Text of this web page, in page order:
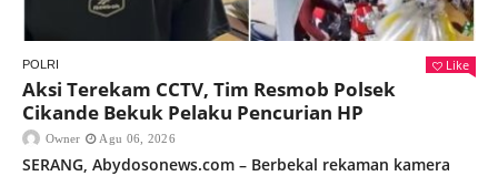
POLRI Like
Aksi Terekam CCTV, Tim Resmob Polsek
Cikande Bekuk Pelaku Pencurian HP
Owner Agu 06, 2026
SERANG, Abydosonews.com – Berbekal rekaman kamera